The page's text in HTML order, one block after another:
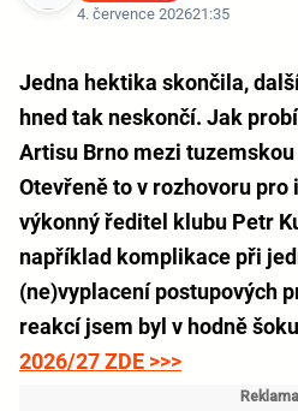
4. července 202621:35
Jedna hektika skončila,
hned tak neskončí. Jak
Artisu Brno mezi
Otevřeně to v rozhovoru pro
výkonný ředitel klubu Petr
například komplikace při
(ne)vyplacení postupových
reakcí jsem byl v hodně
2026/27 ZDE >>>